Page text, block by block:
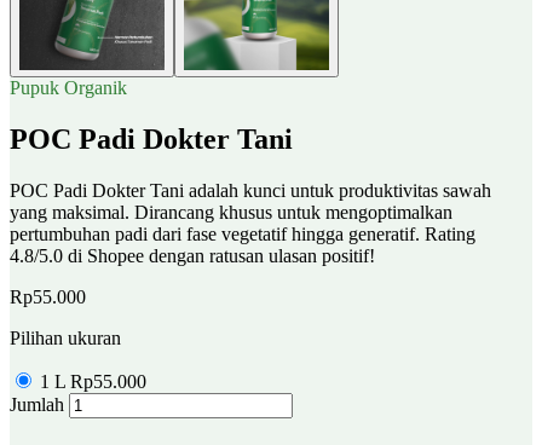
Pupuk Organik
POC Padi Dokter Tani
POC Padi Dokter Tani adalah kunci untuk produktivitas sawah
yang maksimal. Dirancang khusus untuk mengoptimalkan
pertumbuhan padi dari fase vegetatif hingga generatif. Rating
4.8/5.0 di Shopee dengan ratusan ulasan positif!
Rp55.000
Pilihan ukuran
1 L Rp55.000
Jumlah